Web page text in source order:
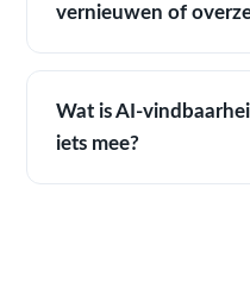
vernieuwen of
Wat is AI-
iets mee?